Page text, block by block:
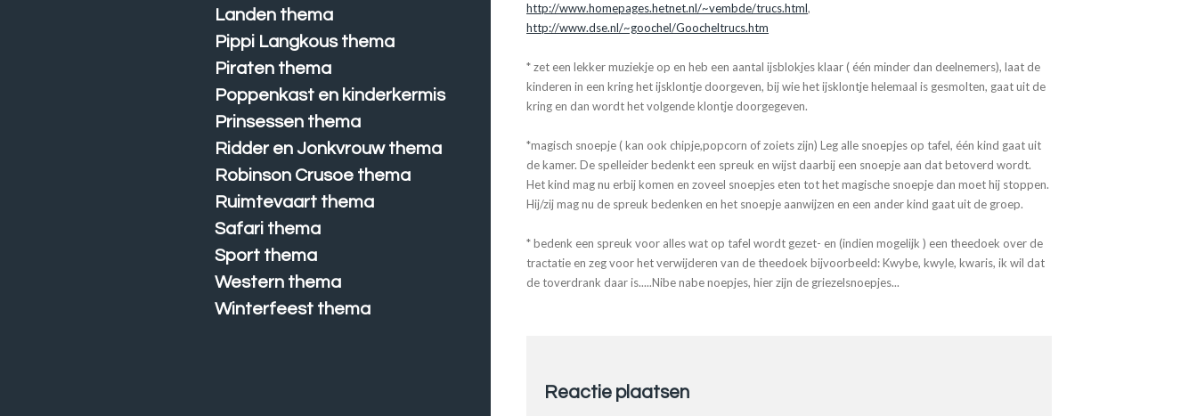
http://www.homepages.hetnet.nl/~vembde/trucs.html,
http://www.dse.nl/~goochel/Goocheltrucs.htm
* zet een lekker muziekje op en heb een aantal ijsblokjes klaar ( één minder dan deelnemers), laat de
kinderen in een kring het ijsklontje doorgeven, bij wie het ijsklontje helemaal is gesmolten, gaat uit de
kring en dan wordt het volgende klontje doorgegeven.
*magisch snoepje ( kan ook chipje,popcorn of zoiets zijn) Leg alle snoepjes op tafel, één kind gaat uit
de kamer. De spelleider bedenkt een spreuk en wijst daarbij een snoepje aan dat betoverd wordt.
Het kind mag nu erbij komen en zoveel snoepjes eten tot het magische snoepje dan moet hij stoppen.
Hij/zij mag nu de spreuk bedenken en het snoepje aanwijzen en een ander kind gaat uit de groep.
* bedenk een spreuk voor alles wat op tafel wordt gezet- en (indien mogelijk ) een theedoek over de
tractatie en zeg voor het verwijderen van de theedoek bijvoorbeeld: Kwybe, kwyle, kwaris, ik wil dat
de toverdrank daar is.....Nibe nabe noepjes, hier zijn de griezelsnoepjes...
Reactie plaatsen
Landen thema
Pippi Langkous thema
Piraten thema
Poppenkast en kinderkermis
Prinsessen thema
Ridder en Jonkvrouw thema
Robinson Crusoe thema
Ruimtevaart thema
Safari thema
Sport thema
Western thema
Winterfeest thema